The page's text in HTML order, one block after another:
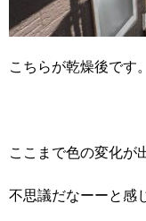
こちらが乾燥後です
ここまで色の変化が
不思議だなーーと感